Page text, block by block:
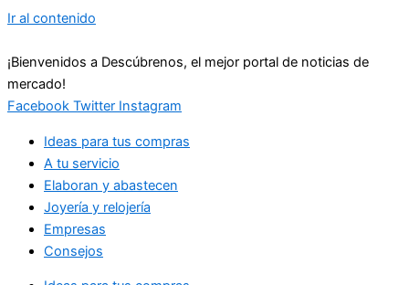
Ir al contenido
¡Bienvenidos a Descúbrenos, el mejor portal de noticias de
mercado!
Facebook Twitter Instagram
Ideas para tus compras
A tu servicio
Elaboran y abastecen
Joyería y relojería
Empresas
Consejos